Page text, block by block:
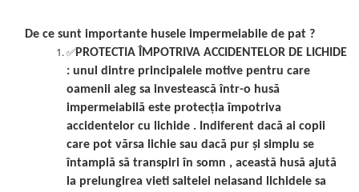
Set Lenjerie De Pat, 7 Piese, Cu
Pilota / Cuvertura Inclusa
Set Lenjerie De Pat Jacquard Regal,
11 Piese, Cuvertura Inclusa
Lenjerii Damasc Egiptean King Size
Lenjerii De Pat, Finet Premium, 1
Lenjerii De Pat Damasc 1 Persoana
De ce sunt importante husele impermeiabile de pat ?
✅PROTECTIA ÎMPOTRIVA ACCIDENTELOR DE LICHIDE
: unul dintre principalele motive pentru care
oamenii aleg sa investească într-o husă
impermeiabilă este protecția împotriva
accidentelor cu lichide . Indiferent dacă ai copii
care pot vărsa lichie sau dacă pur și simplu se
întamplă să transpiri în somn , această husă ajută
la prelungirea vieti saltelei nelasand lichidele sa